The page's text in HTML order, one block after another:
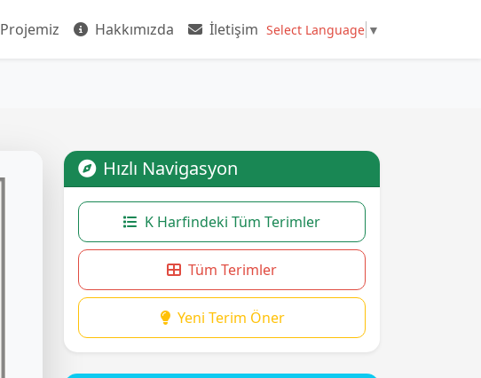
Projemiz Hakkımızda İletişim Select Language ▼
Hızlı Navigasyon
K Harfindeki Tüm Terimler
Tüm Terimler
Yeni Terim Öner